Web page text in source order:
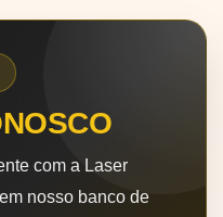
com a Laser
nosso banco de